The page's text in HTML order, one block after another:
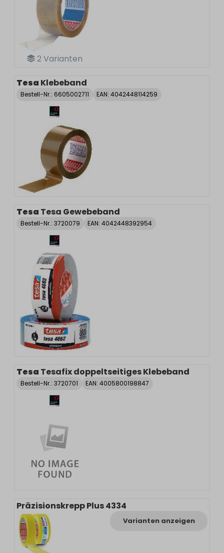
2Varianten
Tesa Klebeband
Bestell-Nr.: 6605002711 EAN: 4042448114259
Tesa Tesa Gewebeband
Bestell-Nr.: 3720079 EAN: 4042448392954
Tesa Tesafix doppeltseitiges Klebeband
Bestell-Nr.: 3720701 EAN: 4005800198847
Präzisionskrepp Plus 4334
Varianten anzeigen